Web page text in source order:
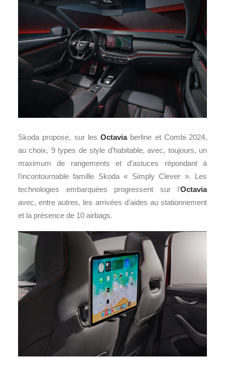
Skoda propose, sur les Octaviaberline et Combi 2024,
au choix, 9 types de style d’habitable, avec, toujours, un
maximum de rangements et d’astuces répondant à
l’incontournable famille Skoda « Simply Clever ». Les
technologies embarquées progressent sur l’Octavia
avec, entre autres, les arrivées d’aides au stationnement
et la présence de 10 airbags.